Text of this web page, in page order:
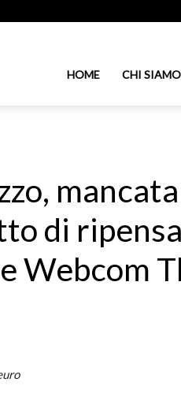
HOME CHI SIAMO
di
Webcom